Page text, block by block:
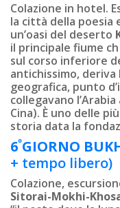
Colazione in hotel.
la città della poesia
un’oasi del deserto
il principale fiume
sul corso inferiore
antichissimo, deriva
geografica, punto
collegavano l’Arabia
Cina). È uno delle
storia data la
6ºGIORNO
+ tempo libero)
Colazione,
Sitorai-Mokhi-